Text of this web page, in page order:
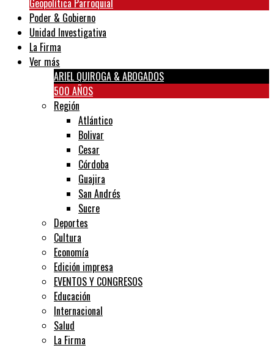
Poder & Gobierno
Unidad Investigativa
La Firma
Ver más
ARIEL QUIROGA & ABOGADOS
500 AÑOS
Región
Atlántico
Bolivar
Cesar
Córdoba
Guajira
San Andrés
Sucre
Deportes
Cultura
Economía
Edición impresa
EVENTOS Y CONGRESOS
Educación
Internacional
Salud
La Firma